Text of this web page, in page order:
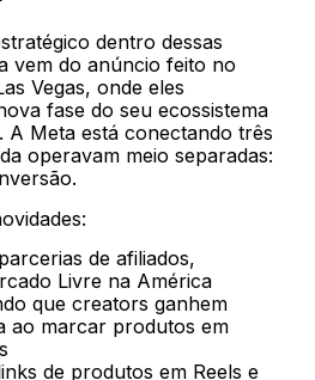
dentro dessas
vem do anúncio feito no
Vegas, onde eles
fase do seu ecossistema
A Meta está conectando três
operavam meio separadas:
de afiliados,
Livre na América
que creators ganhem
ao marcar produtos em
de produtos em Reels e